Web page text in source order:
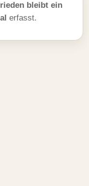
bleibt ein
erfasst.